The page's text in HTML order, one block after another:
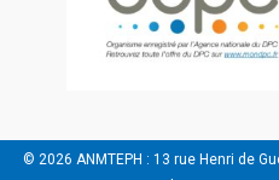
© 2026 ANMTEPH : 13 rue Henri de